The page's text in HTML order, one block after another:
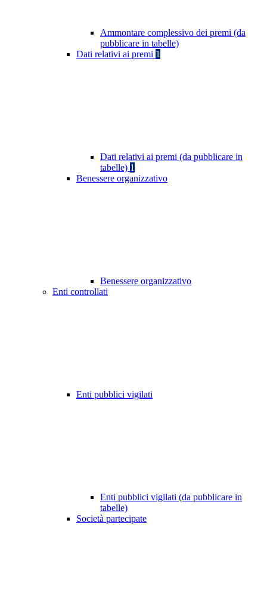
Ammontare complessivo dei premi (da
pubblicare in tabelle)
Dati relativi ai premi 1
Dati relativi ai premi (da pubblicare in
tabelle) 1
Benessere organizzativo
Benessere organizzativo
Enti controllati
Enti pubblici vigilati
Enti pubblici vigilati (da pubblicare in
tabelle)
Società partecipate